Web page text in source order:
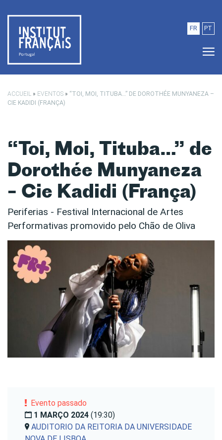
FR PT
ACCUEIL » EVENTOS » “TOI, MOI, TITUBA…” DE DOROTHÉE MUNYANEZA –
CIE KADIDI (FRANÇA)
“Toi, Moi, Tituba…” de
Dorothée Munyaneza
– Cie Kadidi (França)
Periferias - Festival Internacional de Artes
Performativas promovido pelo Chão de Oliva
Evento passado
1 MARÇO 2024 (19:30)
AUDITORIO DA REITORIA DA UNIVERSIDADE